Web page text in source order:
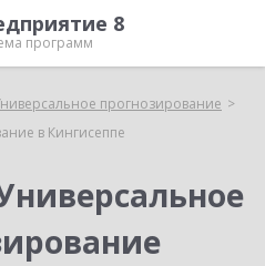
8
программ
прогнозирование
в Кингисеппе